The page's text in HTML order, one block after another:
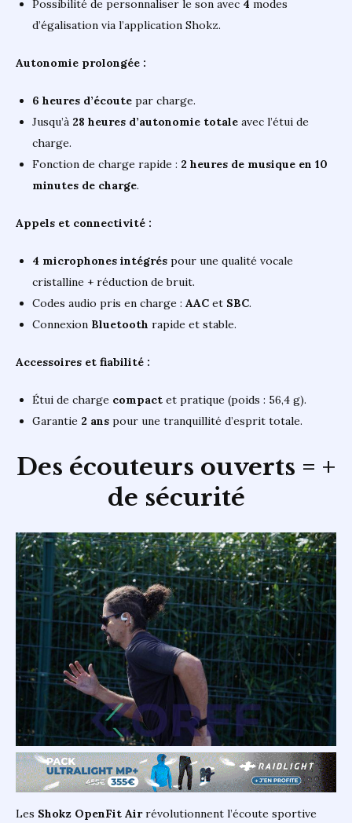
Possibilité de personnaliser le son avec 4 modes
d’égalisation via l’application Shokz.
Autonomie prolongée :
6 heures d’écoute par charge.
Jusqu’à 28 heures d’autonomie totale avec l’étui de
charge.
Fonction de charge rapide : 2 heures de musique en 10
minutes de charge.
Appels et connectivité :
4 microphones intégrés pour une qualité vocale
cristalline + réduction de bruit.
Codes audio pris en charge : AAC et SBC.
Connexion Bluetooth rapide et stable.
Accessoires et fiabilité :
Étui de charge compact et pratique (poids : 56,4 g).
Garantie 2 ans pour une tranquillité d’esprit totale.
Des écouteurs ouverts = +
de sécurité
Les Shokz OpenFit Airrévolutionnent l’écoute sportive